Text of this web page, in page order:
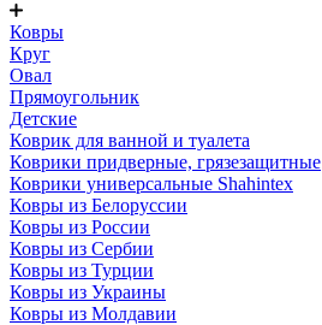
Ковры
Круг
Овал
Прямоугольник
Детские
Коврик для ванной и туалета
Коврики придверные, грязезащитные
Коврики универсальные Shahintex
Ковры из Белоруссии
Ковры из России
Ковры из Сербии
Ковры из Турции
Ковры из Украины
Ковры из Молдавии